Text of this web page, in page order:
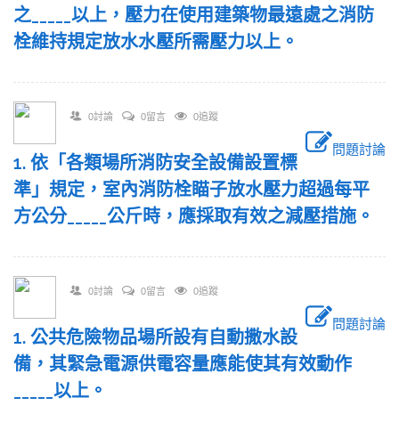
之_____以上，壓力在使用建築物最遠處之消防
栓維持規定放水水壓所需壓力以上。
0討論 0留言 0追蹤
問題討論
1. 依「各類場所消防安全設備設置標
準」規定，室內消防栓瞄子放水壓力超過每平
方公分_____公斤時，應採取有效之減壓措施。
0討論 0留言 0追蹤
問題討論
1. 公共危險物品場所設有自動撒水設
備，其緊急電源供電容量應能使其有效動作
_____以上。